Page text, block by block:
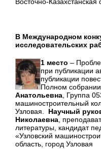
В Международном
исследовательских
1 место –
при публикации
публикации
Полном
Анатольевна, Группа
машиностроительный
Узловая. Научный
Николаевна,
литературы, кандидат
«Узловский
область, город Узловая